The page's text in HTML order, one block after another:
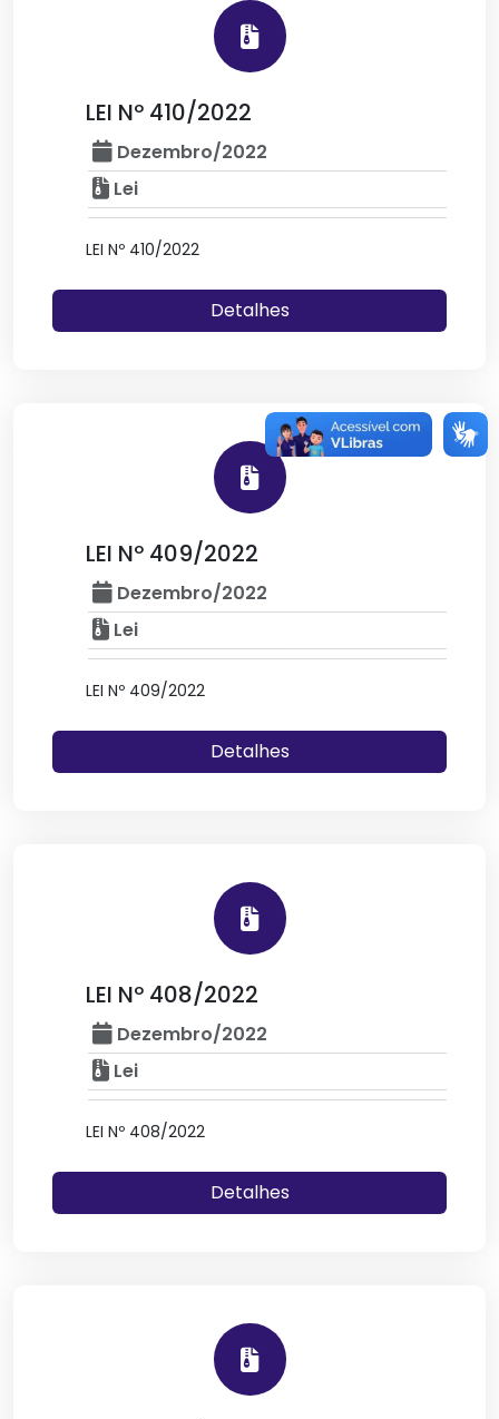
LEI Nº 410/2022
Dezembro/2022
Lei
LEI Nº 410/2022
Detalhes
LEI Nº 409/2022
Dezembro/2022
Lei
LEI Nº 409/2022
Detalhes
LEI Nº 408/2022
Dezembro/2022
Lei
LEI Nº 408/2022
Detalhes